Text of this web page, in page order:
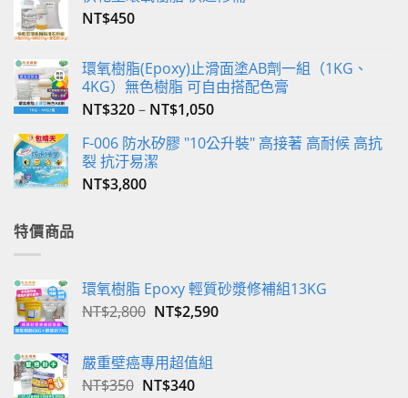
頁
擇
選
項
NT$450
環氧樹脂(Epoxy)止滑面塗AB劑一組（1KG、
4KG）無色樹脂 可自由搭配色膏
NT$320– NT$1,050
F-006 防水矽膠 "10公升裝" 高接著 高耐候 高抗
裂 抗汙易潔
NT$3,800
特價商品
環氧樹脂 Epoxy 輕質砂漿修補組13KG
NT$2,800 原
格：
NT$2,800。
NT$2,590目
嚴重壁癌專用超值組
NT$350 原
NT$340目